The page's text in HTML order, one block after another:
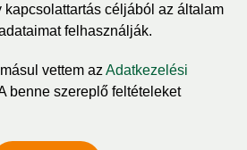
kapcsolattartás céljából az általam
felhasználják.
vettem az Adatkezelési
benne szereplő feltételeket